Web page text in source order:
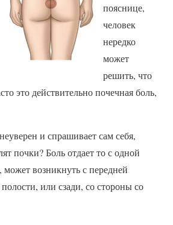
пояснице,
человек
нередко
может
решить, что
это действительно почечная боль,
и спрашивает сам себя,
почки? Боль отдает то с одной
может возникнуть с передней
или сзади, со стороны со